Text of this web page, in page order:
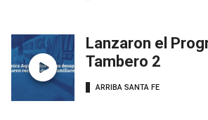
Lanzaron el
Tambero 2
ARRIBA SANTA FE